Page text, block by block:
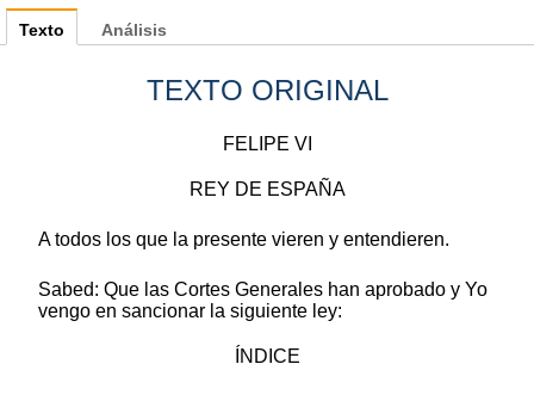
Texto
TEXTO ORIGINAL
FELIPE VI
REY DE ESPAÑA
A todos los que la presente vieren y entendieren.
Sabed: Que las Cortes Generales han aprobado y Yo
vengo en sancionar la siguiente ley:
ÍNDICE
Análisis